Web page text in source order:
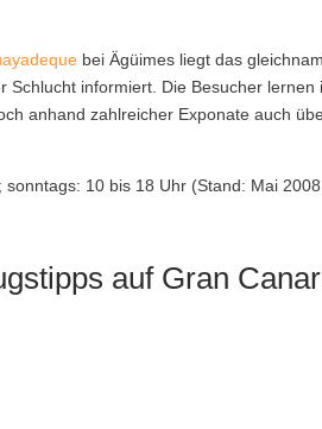
bei Ägüimes liegt das
informiert. Die Besucher lernen
anhand zahlreicher Exponate auch
10 bis 18 Uhr (Stand: Mai
auf Gran